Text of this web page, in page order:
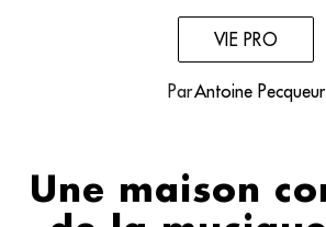
VIE PRO
ParAntoine Pecqueur
Une maison